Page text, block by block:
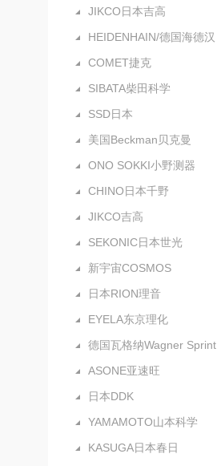
JIKCO日本吉高
HEIDENHAIN/德国海德汉
COMET捷克
SIBATA柴田科学
SSD日本
美国Beckman贝克曼
ONO SOKKI小野测器
CHINO日本千野
JIKCO吉高
SEKONIC日本世光
新宇宙COSMOS
日本RION理音
EYELA东京理化
德国瓦格纳Wagner Sprint
ASONE亚速旺
日本DDK
YAMAMOTO山本科学
KASUGA日本春日